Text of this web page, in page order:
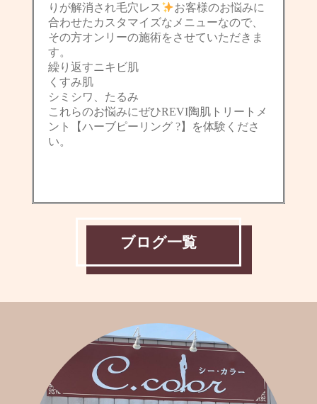
りが解消され毛穴レス
お客様のお悩みに
合わせたカスタマイズなメニューなので、
その方オンリーの施術をさせていただきま
す。
繰り返すニキビ肌
くすみ肌
シミシワ、たるみ
これらのお悩みにぜひREVI陶肌トリートメ
ント【ハーブピーリング ?】を体験くださ
い。
ブログ一覧